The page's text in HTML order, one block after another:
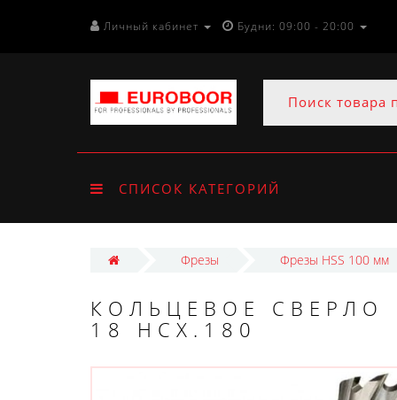
Личный кабинет Будни: 09:00 - 20:00
СПИСОК КАТЕГОРИЙ
Фрезы Фрезы HSS 100 мм
КОЛЬЦЕВОЕ СВЕРЛО
18 HCX.180